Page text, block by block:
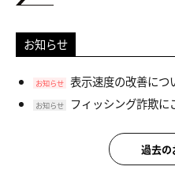
お知らせ
お知らせ 表示速度の改善につ
お知らせ フィッシング詐欺に
過去の